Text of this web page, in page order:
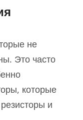
не
Это часто
которые
и